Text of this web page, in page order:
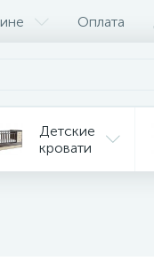
Оплата
Детские
кровати